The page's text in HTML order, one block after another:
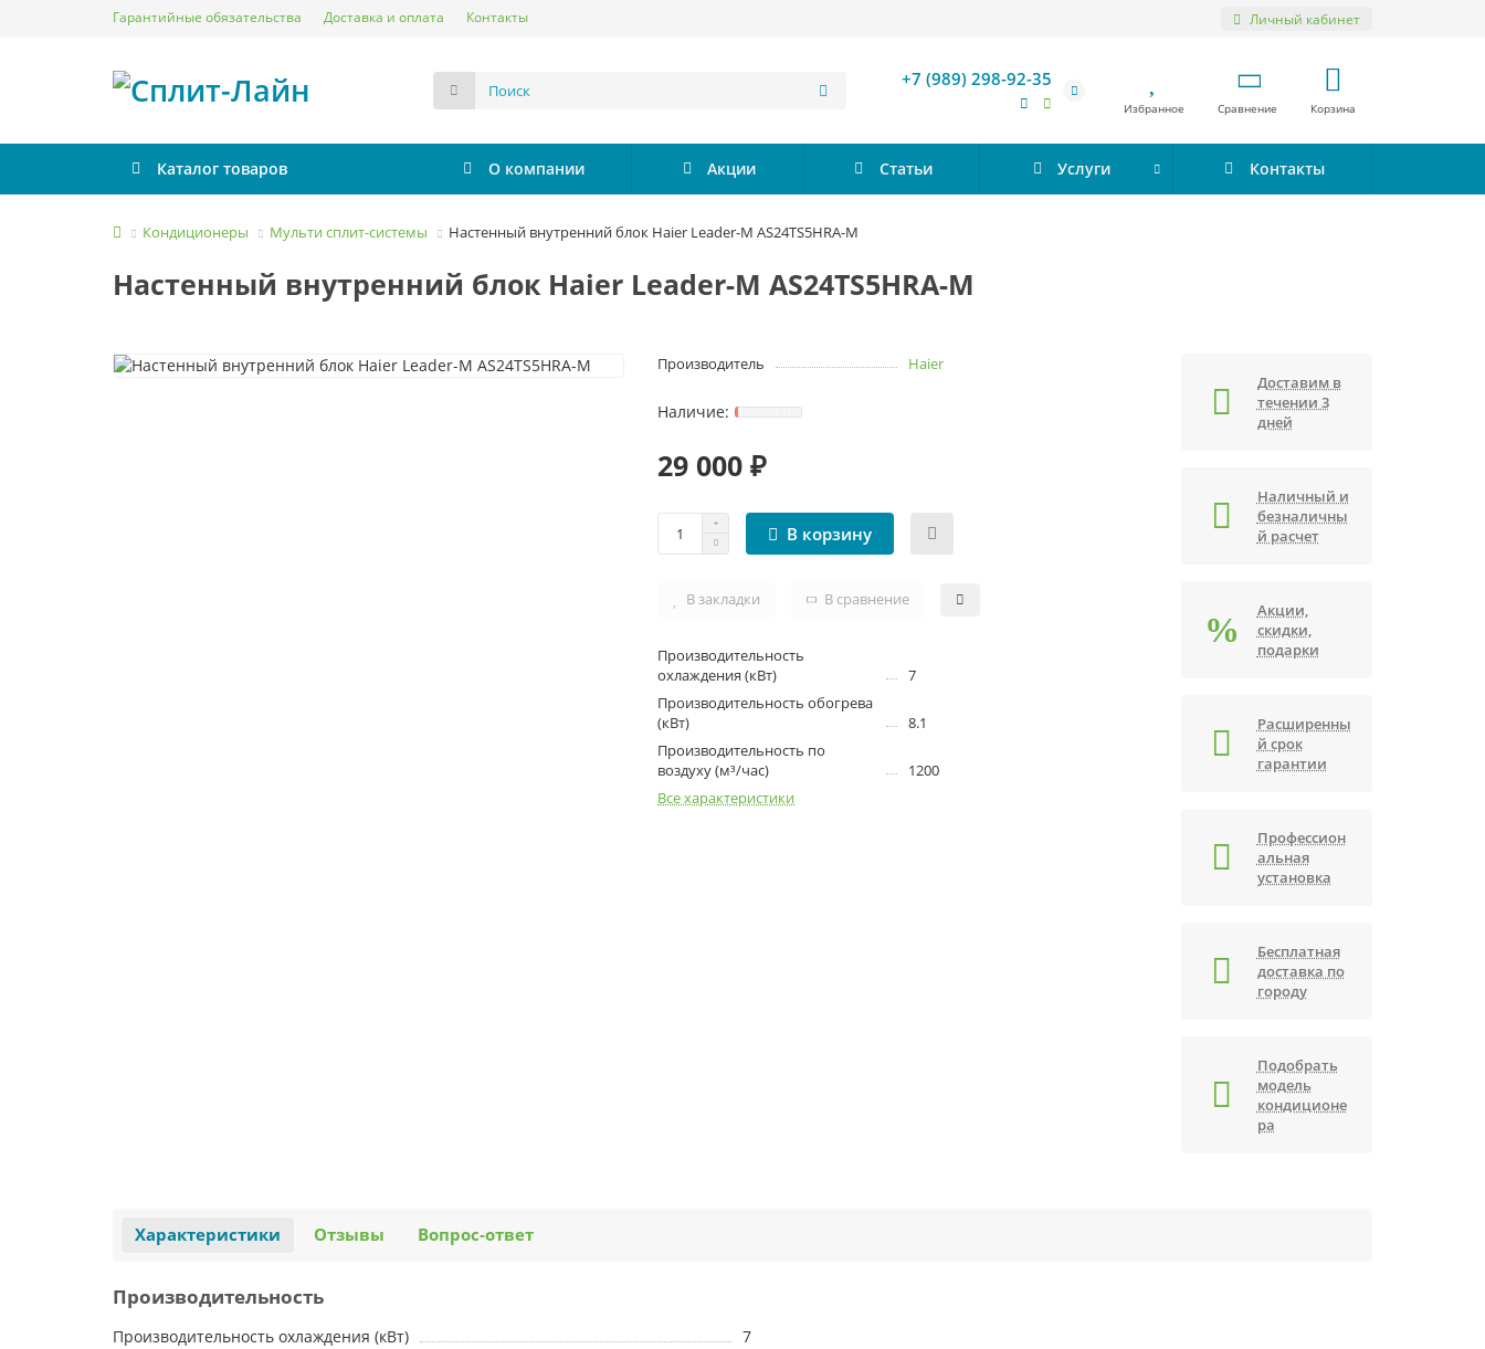
Гарантийные обязательства Доставка и оплата Контакты Личный кабинет
+7 (989) 298-92-35
Избранное Сравнение Корзина
Каталог товаров О компании Акции Статьи Услуги Контакты
Кондиционеры Мульти сплит-системы Настенный внутренний блок Haier Leader-M AS24TS5HRA-M
Настенный внутренний блок Haier Leader-M AS24TS5HRA-M
Производитель Haier
29 000 ₽
В корзину
В закладки В сравнение
Производительность
охлаждения (кВт)
7
Производительность обогрева
(кВт)
8.1
Производительность по
воздуху (м³/час)
1200
Все характеристики
Доставим в
течении 3
дней
Наличный и
безналичны
й расчет
Акции,
скидки,
подарки
Расширенны
й срок
гарантии
Профессион
альная
установка
Бесплатная
доставка по
городу
Подобрать
модель
кондиционе
ра
Характеристики Отзывы Вопрос-ответ
Производительность
Производительность охлаждения (кВт)
7